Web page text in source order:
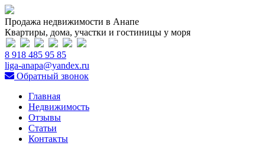
Продажа недвижимости в Анапе
Квартиры, дома, участки и гостиницы у моря
8 918 485 95 85
liga-anapa@yandex.ru
Обратный звонок
Главная
Недвижимость
Отзывы
Статьи
Контакты